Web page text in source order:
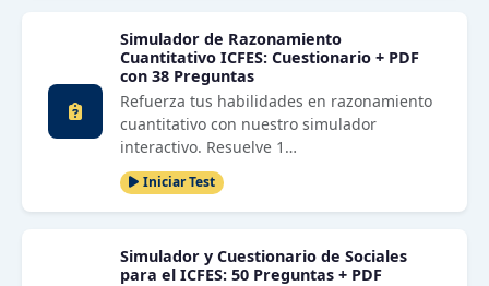
Simulador de Razonamiento
Cuantitativo ICFES: Cuestionario + PDF
con 38 Preguntas
Refuerza tus habilidades en razonamiento
cuantitativo con nuestro simulador
interactivo. Resuelve 1…
Iniciar Test
Simulador y Cuestionario de Sociales
para el ICFES: 50 Preguntas + PDF